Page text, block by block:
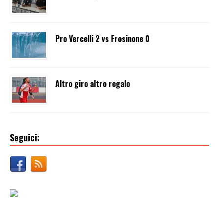
Pro Vercelli 2 vs Frosinone 0
Altro giro altro regalo
Seguici: